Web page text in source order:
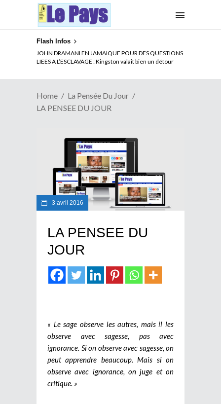
Flash Infos
JOHN DRAMANI EN JAMAIQUE POUR DES QUESTIONS
LIEES A L’ESCLAVAGE : Kingston valait bien un détour
ELECTION DE TALON A LA TETE DU SENAT BENINOIS :
Quand Patrice quitte le pouvoir sans partir !
Home
La Pensée Du Jour
LA PENSEE DU JOUR
3 avril 2016
LA PENSEE DU
JOUR
« Le sage observe les autres, mais il les
observe avec sagesse, pas avec
ignorance. Si on observe avec sagesse, on
peut apprendre beaucoup. Mais si on
observe avec ignorance, on juge et on
critique. »